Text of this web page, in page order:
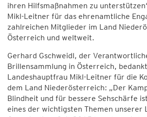
ihren Hilfsmaßnahmen zu
Mikl-Leitner für das ehrenamtliche
zahlreichen Mitglieder im Land
Österreich und weltweit.
Gerhard Gschweidl, der
Brillensammlung in Österreich,
Landeshauptfrau Mikl-Leitner für die
dem Land Niederösterreich: „Der
Blindheit und für bessere Sehschärfe
eines der wichtigsten Themen unserer